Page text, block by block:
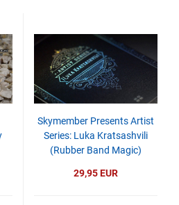
Skymember Presents Artist
Series: Luka Kratsashvili
(Rubber Band Magic)
29,95 EUR